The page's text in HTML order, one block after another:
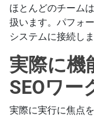
ほとんどのチーム
扱います。パフォ
システムに接続しま
実際に機
SEOワー
実際に実行に焦点